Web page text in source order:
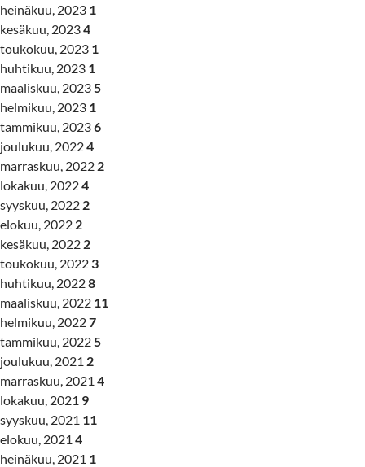
heinäkuu, 2023 1
kesäkuu, 20234
toukokuu, 2023 1
huhtikuu, 2023 1
maaliskuu, 2023 5
helmikuu, 2023 1
tammikuu, 20236
joulukuu, 20224
marraskuu, 2022 2
lokakuu, 20224
syyskuu, 2022 2
elokuu, 2022 2
kesäkuu, 2022 2
toukokuu, 2022 3
huhtikuu, 20228
maaliskuu, 2022 11
helmikuu, 20227
tammikuu, 2022 5
joulukuu, 2021 2
marraskuu, 2021 4
lokakuu, 2021 9
syyskuu, 2021 11
elokuu, 2021 4
heinäkuu, 2021 1